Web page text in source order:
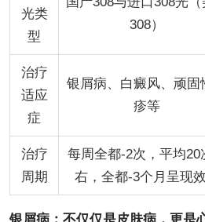
光类
型
308）
治疗
适应
症
银屑病、白癜风、顽固
疹等
治疗
周期
每周全都-2次，平均20
右，全都-3个月呈现
银屑病：不仅仅是皮肤病，更是